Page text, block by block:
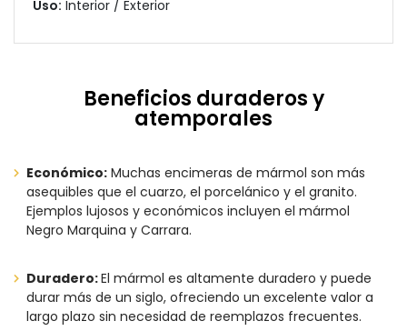
Uso: Interior / Exterior
Beneficios duraderos y
atemporales
Económico: Muchas encimeras de mármol son más
asequibles que el cuarzo, el porcelánico y el granito.
Ejemplos lujosos y económicos incluyen el mármol
Negro Marquina y Carrara.
Duradero:El mármol es altamente duradero y puede
durar más de un siglo, ofreciendo un excelente valor a
largo plazo sin necesidad de reemplazos frecuentes.